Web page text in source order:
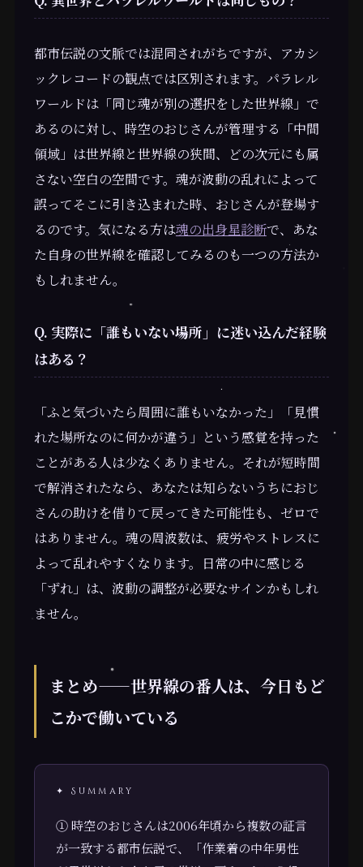
都市伝説の文脈では混同されがちですが、アカシ
ックレコードの観点では区別されます。パラレル
ワールドは「同じ魂が別の選択をした世界線」で
あるのに対し、時空のおじさんが管理する「中間
領域」は世界線と世界線の狭間、どの次元にも属
さない空白の空間です。魂が波動の乱れによって
誤ってそこに引き込まれた時、おじさんが登場す
るのです。気になる方は魂の出身星診断で、あな
た自身の世界線を確認してみるのも一つの方法か
もしれません。
Q. 実際に「誰もいない場所」に迷い込んだ経験
はある？
「ふと気づいたら周囲に誰もいなかった」「見慣
れた場所なのに何かが違う」という感覚を持った
ことがある人は少なくありません。それが短時間
で解消されたなら、あなたは知らないうちにおじ
さんの助けを借りて戻ってきた可能性も、ゼロで
はありません。魂の周波数は、疲労やストレスに
よって乱れやすくなります。日常の中に感じる
「ずれ」は、波動の調整が必要なサインかもしれ
ません。
まとめ——世界線の番人は、今日もど
こかで働いている
✦ Summary
① 時空のおじさんは2006年頃から複数の証言
が一致する都市伝説で、「作業着の中年男性